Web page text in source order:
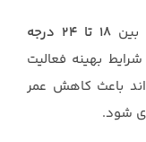
بین
۱۸ تا ۲۴ درجه
بهینه فعالیت
باعث کاهش عمر
شود.